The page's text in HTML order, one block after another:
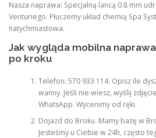
Nasza naprawa: Specjalną lancą 0.8 mm
Venturiego. Płuczemy układ chemią Spa
natychmiastowa.
Jak wygląda mobilna
po kroku
Telefon: 570 933 114. Opisz ile
wanny. Jeśli nie wiesz, wyślij
WhatsApp. Wycenimy od ręki.
Dojazd do Broku. Mamy bazę w
Jesteśmy u Ciebie w 24h, często